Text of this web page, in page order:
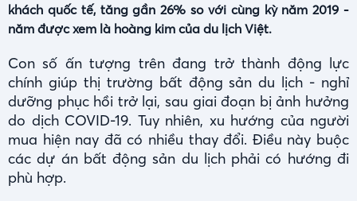
khách quốc tế, tăng gần 26% so với cùng kỳ năm 2019 -
năm được xem là hoàng kim của du lịch Việt.
Con số ấn tượng trên đang trở thành động lực
chính giúp thị trường bất động sản du lịch - nghỉ
dưỡng phục hồi trở lại, sau giai đoạn bị ảnh hưởng
do dịch COVID-19. Tuy nhiên, xu hướng của người
mua hiện nay đã có nhiều thay đổi. Điều này buộc
các dự án bất động sản du lịch phải có hướng đi
phù hợp.